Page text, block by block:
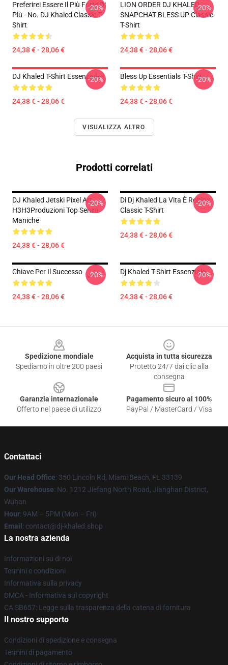
Preferirei Essere Il Più Forte Di
Più - No. DJ Khaled Classic T-
Shirt
24,38 € - 28,06 €
-20%
LION ORDER DJ KHALED
SNAPCHAT BLESS UP Classic
T-Shirt
24,38 € - 28,06 €
-20%
DJ Khaled T-Shirt Essenziale
24,38 € - 28,06 €
-20% Bless Up Essentials T-Shirt
24,38 € - 28,06 €
-20%
VISUALIZZA ALTRO
Prodotti correlati
DJ Khaled Jetski Pixel Art
H3H3Produzioni Top Senza
Maniche
24,38 € - 28,06 €
-20%
Di Dj Khaled La Vita È Roblox
Classic T-Shirt
24,38 € - 28,06 €
-20%
Chiave Per Il Successo
24,38 € - 28,06 €
-20% Dj Khaled T-Shirt Essenziale
24,38 € - 28,06 €
-20%
Spedizione mondiale
Spediamo in oltre 200 paesi
Acquista in tutta sicurezza
Protetto 24/7 dai clic alla
consegna
Garanzia internazionale
Offerto nel paese di utilizzo
Pagamento sicuro al 100%
PayPal / MasterCard / Visa
Contattaci
Our Head Office: 350 Lincoln Rd, Miami Beach, FL 33139
Our Warehouse: No. 1212 Jiefang North Road, Jianghan District,
Wuhan
Hour: 9AM – 5PM (Mon – Fri)
Email : contact@dj-khaled.shop
La nostra azienda
Informazioni su di noi
Termini e condizioni
Informativa sulla privacy
DMCA - Informativa sul copyright
CA SB657: Legge sulla trasparenza della catena di fornitura
Il nostro supporto
Condizioni di spedizione e consegna
Termini di pagamento